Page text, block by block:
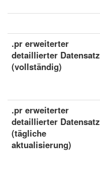
.pr erweiterter
detaillierter Datensatz
(vollständig)
.pr erweiterter
detaillierter Datensatz
(tägliche
aktualisierung)